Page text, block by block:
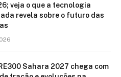
veja o que a tecnologia
revela sobre o futuro das
Sahara 2027 chega com